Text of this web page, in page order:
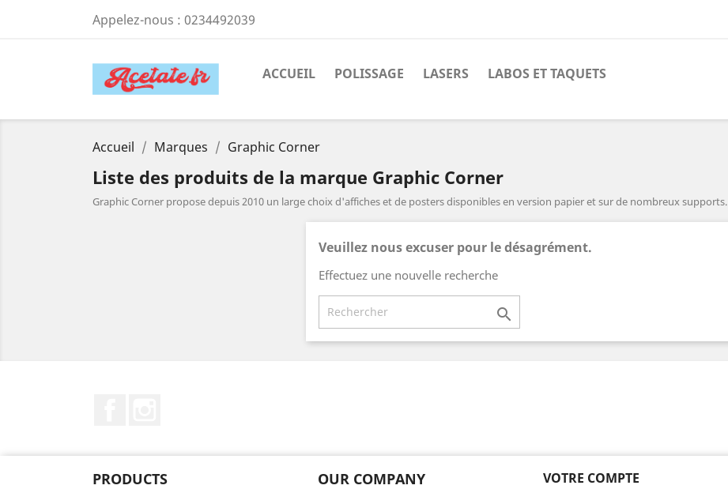
Appelez-nous : 0234492039
ACCUEIL POLISSAGE LASERS LABOS ET TAQUETS
Accueil Marques Graphic Corner
Liste des produits de la marque Graphic Corner
Graphic Corner propose depuis 2010 un large choix d'affiches et de posters disponibles en version papier et sur de nombreux supports.
Veuillez nous excuser pour le désagrément.
Effectuez une nouvelle recherche

PRODUCTS OUR COMPANY VOTRE COMPTE